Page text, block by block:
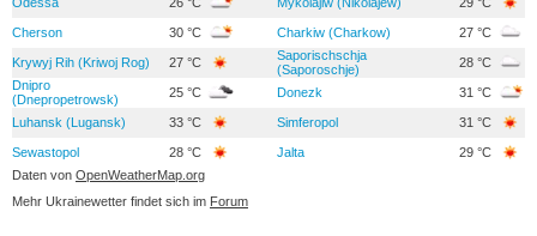
Cherson 30 °C Charkiw (Charkow) 27 °C
Krywyj Rih (Kriwoj Rog) 27 °C
Saporischschja
(Saporoschje)
28 °C
Dnipro
(Dnepropetrowsk)
25 °C Donezk 31 °C
Luhansk (Lugansk) 33 °C Simferopol 31 °C
Sewastopol 28 °C Jalta
29 °C
Daten von OpenWeatherMap.org
Mehr Ukrainewetter findet sich im Forum